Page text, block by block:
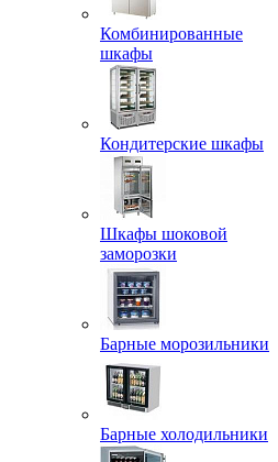
Комбинированные
шкафы
Кондитерские шкафы
Шкафы шоковой
заморозки
Барные морозильники
Барные холодильники